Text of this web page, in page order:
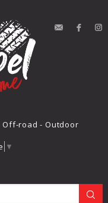

Off-road - Outdoor
contact
▼